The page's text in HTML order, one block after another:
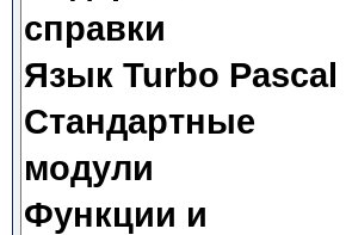
справки
Язык Turbo Pascal
Стандартные
модули
Функции и